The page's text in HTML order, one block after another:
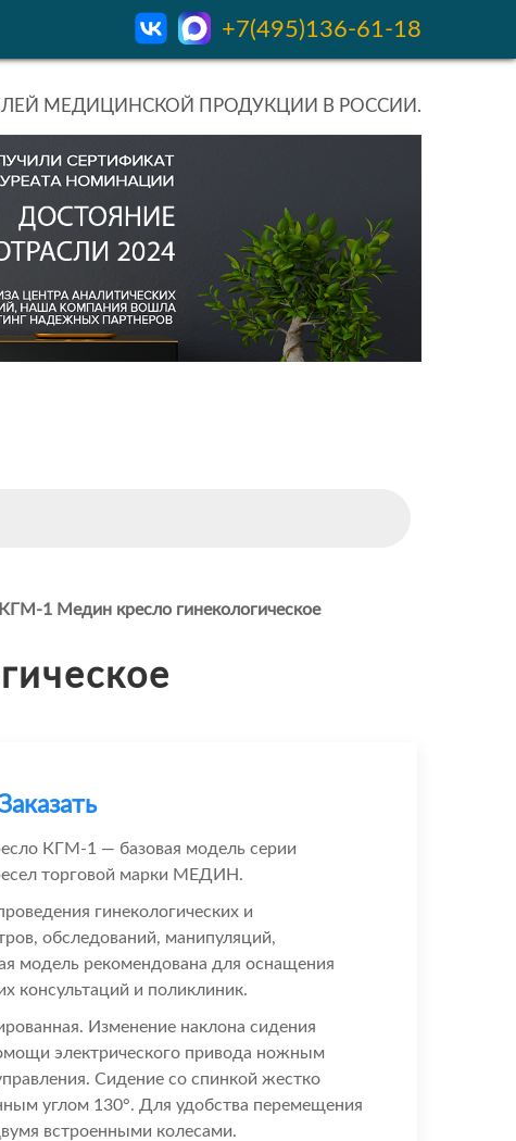
+7(495)136-61-18
МЕДИЦИНСКОЙ ПРОДУКЦИИ В РОССИИ.
КГМ-1 Медин кресло гинекологическое
КГМ-1 — базовая модель серии
торговой марки МЕДИН.
гинекологических и
обследований, манипуляций,
модель рекомендована для оснащения
консультаций и поликлиник.
Изменение наклона сидения
электрического привода ножным
Сидение со спинкой жестко
углом 130°. Для удобства перемещения
встроенными колесами.